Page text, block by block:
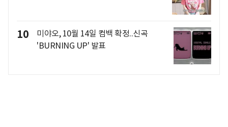
10
미야오, 10월 14일 컴백 확정..신곡
'BURNING UP' 발표